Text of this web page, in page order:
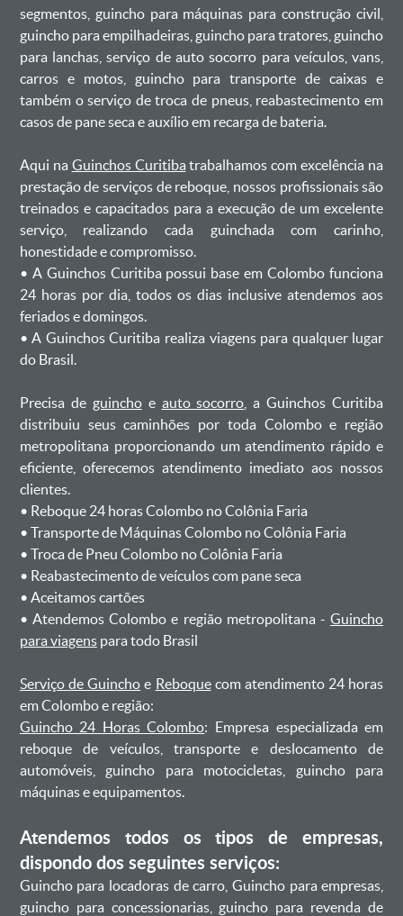
segmentos, guincho para máquinas para construção civil,
guincho para empilhadeiras, guincho para tratores, guincho
para lanchas, serviço de auto socorro para veículos, vans,
carros e motos, guincho para transporte de caixas e
também o serviço de troca de pneus, reabastecimento em
casos de pane seca e auxílio em recarga de bateria. ㅤㅤ
Aqui na Guinchos Curitiba trabalhamos com excelência na
prestação de serviços de reboque, nossos profissionais são
treinados e capacitados para a execução de um excelente
serviço, realizando cada guinchada com carinho,
honestidade e compromisso.
ㅤㅤ• A Guinchos Curitiba possui base em Colombo funciona
24 horas por dia, todos os dias inclusive atendemos aos
feriados e domingos.
ㅤㅤ• A Guinchos Curitiba realiza viagens para qualquer lugar
do Brasil.
Precisa de guinchoe auto socorro , a Guinchos Curitiba
distribuiu seus caminhões por toda Colombo e região
metropolitana proporcionando um atendimento rápido e
eficiente, oferecemos atendimento imediato aos nossos
clientes.
ㅤㅤ• Reboque 24 horas Colombo no Colônia Faria
ㅤㅤ• Transporte de Máquinas Colombo no Colônia Faria
ㅤㅤ• Troca de Pneu Colombo no Colônia Faria
ㅤㅤ• Reabastecimento de veículos com pane seca
ㅤㅤ• Aceitamos cartões
ㅤㅤ• Atendemos Colombo e região metropolitana -Guincho
para viagenspara todo Brasil
Serviço de Guincho e Reboquecom atendimento 24 horas
em Colombo e região:
Guincho 24 Horas Colombo: Empresa especializada em
reboque de veículos, transporte e deslocamento de
automóveis, guincho para motocicletas, guincho para
máquinas e equipamentos.
Atendemos todos os tipos de empresas,
dispondo dos seguintes serviços:
Guincho para locadoras de carro, Guincho para empresas,
guincho para concessionarias, guincho para revenda de